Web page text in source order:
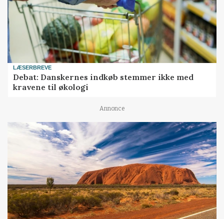
LÆSERBREVE
Debat: Danskernes indkøb stemmer ikke med
kravene til økologi
Annonce